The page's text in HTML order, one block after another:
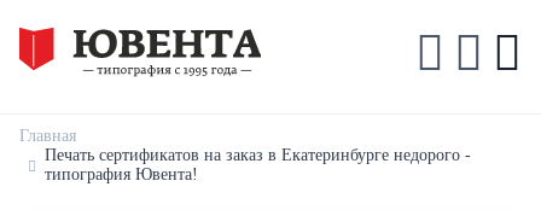
Главная
Печать сертификатов на заказ в Екатеринбурге недорого -
типография Ювента!